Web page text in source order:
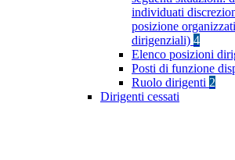
individuati
posizione
dirigenziali) 4
Elenco posizioni
Posti di funzione
Ruolo dirigenti 2
Dirigenti cessati